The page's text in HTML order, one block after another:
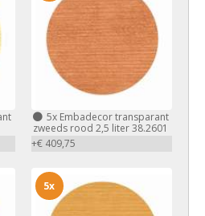
5xEmbadecor transparant
zweeds rood 2,5 liter 38.2601
+€ 409,75
5x